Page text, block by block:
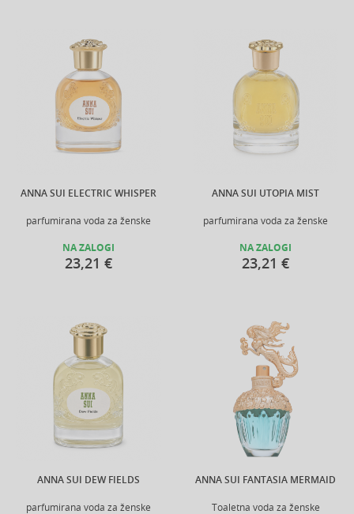
ANNA SUI ELECTRIC WHISPER
parfumirana voda za ženske
NA ZALOGI
23,21 €
ANNA SUI UTOPIA MIST
parfumirana voda za ženske
NA ZALOGI
23,21 €
ANNA SUI DEW FIELDS
parfumirana voda za ženske
ANNA SUI FANTASIA MERMAID
Toaletna voda za ženske